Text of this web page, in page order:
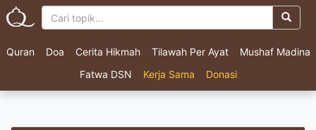
Quran Doa Cerita Hikmah Tilawah Per Ayat
Mushaf Madina
Fatwa DSN
Kerja Sama Donasi